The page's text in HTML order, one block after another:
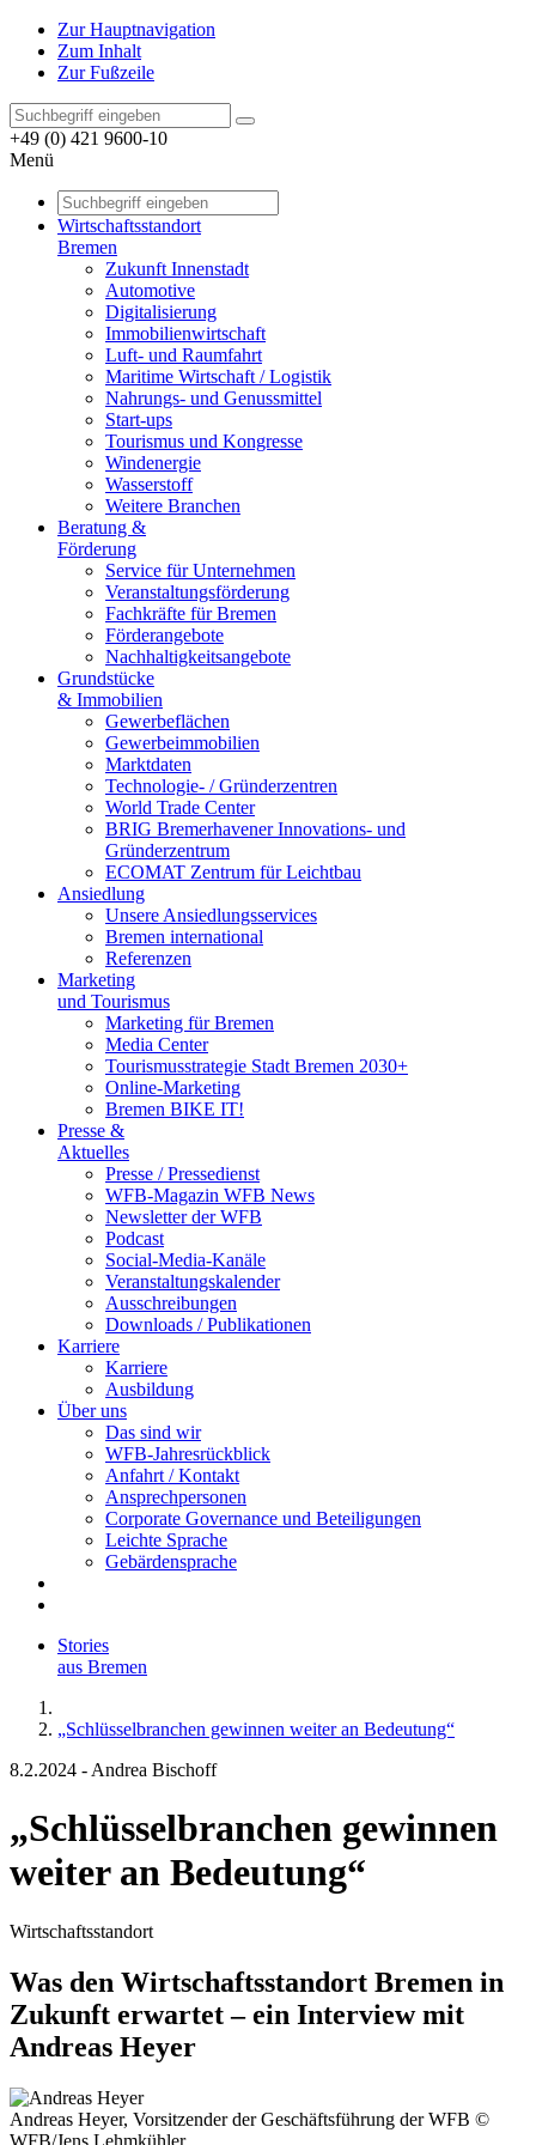
Zur Hauptnavigation
Zum Inhalt
Zur Fußzeile
+49 (0) 421 9600-10
Menü
Wirtschaftsstandort
Bremen
Zukunft Innenstadt
Automotive
Digitalisierung
Immobilienwirtschaft
Luft- und Raumfahrt
Maritime Wirtschaft / Logistik
Nahrungs- und Genussmittel
Start-ups
Tourismus und Kongresse
Windenergie
Wasserstoff
Weitere Branchen
Beratung &
Förderung
Service für Unternehmen
Veranstaltungsförderung
Fachkräfte für Bremen
Förderangebote
Nachhaltigkeitsangebote
Grundstücke
& Immobilien
Gewerbeflächen
Gewerbeimmobilien
Marktdaten
Technologie- / Gründerzentren
World Trade Center
BRIG Bremerhavener Innovations- und
Gründerzentrum
ECOMAT Zentrum für Leichtbau
Ansiedlung
Unsere Ansiedlungsservices
Bremen international
Referenzen
Marketing
und Tourismus
Marketing für Bremen
Media Center
Tourismusstrategie Stadt Bremen 2030+
Online-Marketing
Bremen BIKE IT!
Presse &
Aktuelles
Presse / Pressedienst
WFB-Magazin WFB News
Newsletter der WFB
Podcast
Social-Media-Kanäle
Veranstaltungskalender
Ausschreibungen
Downloads / Publikationen
Karriere
Karriere
Ausbildung
Über uns
Das sind wir
WFB-Jahresrückblick
Anfahrt / Kontakt
Ansprechpersonen
Corporate Governance und Beteiligungen
Leichte Sprache
Gebärdensprache
Stories
aus Bremen
„Schlüsselbranchen gewinnen weiter an Bedeutung“
8.2.2024 - Andrea Bischoff
„Schlüsselbranchen gewinnen
weiter an Bedeutung“
Wirtschaftsstandort
Was den Wirtschaftsstandort Bremen in
Zukunft erwartet – ein Interview mit
Andreas Heyer
Andreas Heyer, Vorsitzender der Geschäftsführung der WFB ©
WFB/Jens Lehmkühler